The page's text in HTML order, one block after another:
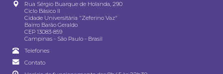
Rua Sérgio Buarque de Holanda, 290
Ciclo Básico II
Cidade Universitária "Zeferino Vaz"
Bairro Barão Geraldo
CEP 13083-859
Campinas - São Paulo - Brasil
Telefones
Contato